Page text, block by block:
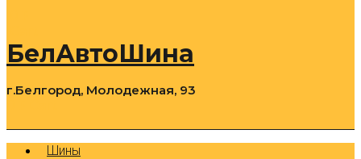
БелАвтоШина
г.Белгород, Молодежная, 93
Шины